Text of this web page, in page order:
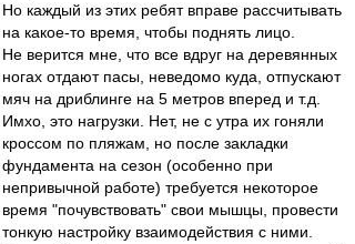
Но каждый из этих ребят вправе рассчитывать
на какое-то время, чтобы поднять лицо.
Не верится мне, что все вдруг на деревянных
ногах отдают пасы, неведомо куда, отпускают
мяч на дриблинге на 5 метров вперед и т.д.
Имхо, это нагрузки. Нет, не с утра их гоняли
кроссом по пляжам, но после закладки
фундамента на сезон (особенно при
непривычной работе) требуется некоторое
время "почувствовать" свои мышцы, провести
тонкую настройку взаимодействия с ними.